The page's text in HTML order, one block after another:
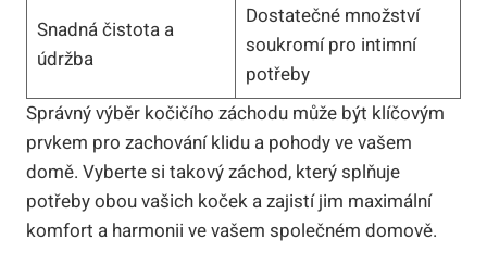
Snadná čistota a
údržba
Dostatečné množství
soukromí pro intimní
potřeby
Správný výběr kočičího záchodu může být klíčovým
prvkem pro zachování klidu a pohody ve vašem
domě. Vyberte si takový záchod, který splňuje
potřeby obou vašich koček a zajistí jim maximální
komfort a harmonii ve vašem společném domově.